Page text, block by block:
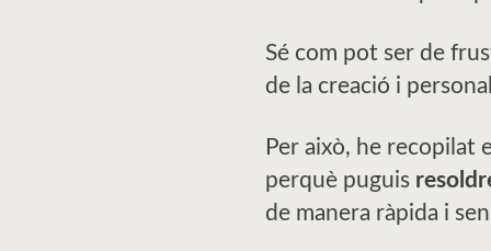
Sé com pot ser de
de la creació i
Per això, he recopilat
perquè puguis
de manera ràpida i